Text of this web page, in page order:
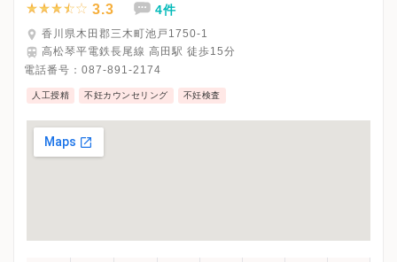
3.3 4件
香川県木田郡三木町池戸1750-1
高松琴平電鉄長尾線 高田駅 徒歩15分
電話番号： 087-891-2174
人工授精 不妊カウンセリング 不妊検査